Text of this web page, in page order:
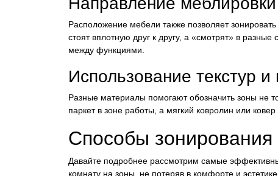
Расположение мебели также позволяет
стоят вплотную друг к другу, а «смотрят» в
между функциями.
Использование текстур
Разные материалы помогают обозначить зоны не
паркет в зоне работы, а мягкий ковролин или
Способы зонирования
Давайте подробнее рассмотрим самые
комнату на зоны, не потеряв в комфорте и эстетике.